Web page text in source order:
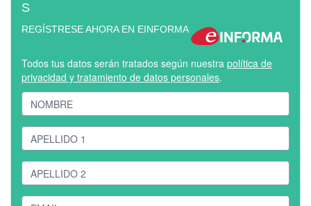
S
REGÍSTRESE AHORA EN EINFORMA
Todos tus datos serán tratados según nuestra política de
privacidad y tratamiento de datos personales.